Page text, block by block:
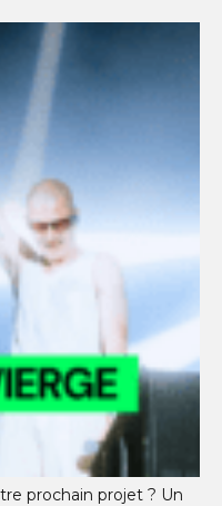
prochain projet ? Un